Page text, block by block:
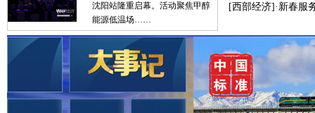
沈阳站隆重启幕。活动聚焦甲醇
能源低温场……
[西部经济]· 新春服